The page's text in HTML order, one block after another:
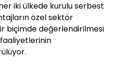
iki ülkede kurulu serbest
özel sektör
biçimde değerlendirilmesi